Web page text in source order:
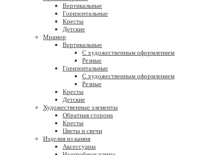
Вертикальные
Горизонтальные
Кресты
Детские
Мрамор
Вертикальные
С художественным оформлением
Резные
Горизонтальные
С художественным оформлением
Резные
Кресты
Детские
Художественные элементы
Обратная сторона
Кресты
Цветы и свечи
Изделия из камня
Аксессуары